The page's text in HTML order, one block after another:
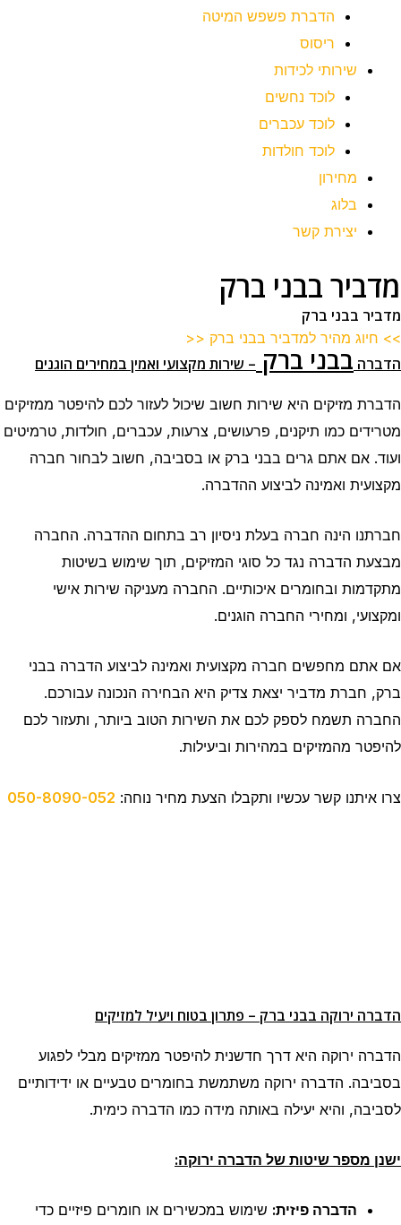
הדברת פשפש המיטה
ריסוס
שירותי לכידות
לוכד נחשים
לוכד עכברים
לוכד חולדות
מחירון
בלוג
יצירת קשר
מדביר בבני ברק
מדביר בבני ברק
>> חיוג מהיר למדביר בבני ברק <<
הדברה בבני ברק – שירות מקצועי ואמין במחירים הוגנים
הדברת מזיקים היא שירות חשוב שיכול לעזור לכם להיפטר ממזיקים
מטרידים כמו תיקנים, פרעושים, צרעות, עכברים, חולדות, טרמיטים
ועוד. אם אתם גרים בבני ברק או בסביבה, חשוב לבחור חברה
מקצועית ואמינה לביצוע ההדברה.
חברתנו הינה חברה בעלת ניסיון רב בתחום ההדברה. החברה
מבצעת הדברה נגד כל סוגי המזיקים, תוך שימוש בשיטות
מתקדמות ובחומרים איכותיים. החברה מעניקה שירות אישי
ומקצועי, ומחירי החברה הוגנים.
אם אתם מחפשים חברה מקצועית ואמינה לביצוע הדברה בבני
ברק, חברת מדביר יצאת צדיק היא הבחירה הנכונה עבורכם.
החברה תשמח לספק לכם את השירות הטוב ביותר, ותעזור לכם
להיפטר מהמזיקים במהירות וביעילות.
צרו איתנו קשר עכשיו ותקבלו הצעת מחיר נוחה: 050-8090-052
הדברה ירוקה בבני ברק – פתרון בטוח ויעיל למזיקים
הדברה ירוקה היא דרך חדשנית להיפטר ממזיקים מבלי לפגוע
בסביבה. הדברה ירוקה משתמשת בחומרים טבעיים או ידידותיים
לסביבה, והיא יעילה באותה מידה כמו הדברה כימית.
ישנן מספר שיטות של הדברה ירוקה:
הדברה פיזית: שימוש במכשירים או חומרים פיזיים כדי